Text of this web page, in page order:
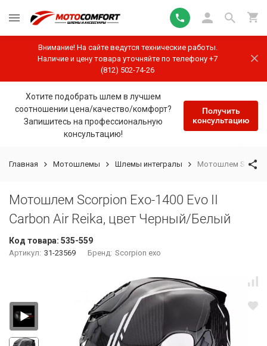
Внимание! На сайте ведутся технические работы.
Наличие и цену товара уточняйте по телефону +7
(812) 502-74-26
Хотите подобрать шлем в лучшем
соотношении цена/качество/комфорт?
Запишитесь на профессиональную
консультацию!
Получить
консультацию
Главная Мотошлемы Шлемы интегралы Мотошлем
Мотошлем Scorpion Exo-1400 Evo II
Carbon Air Reika, цвет Черный/Белый
Код товара: 535-559
Артикул: 31-23569 Бренд: Scorpion exo